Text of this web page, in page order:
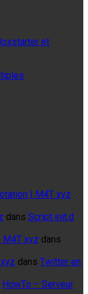
et
| M4T xyz
dans Script init.d
M4T xyz dans
dans Twitter en
HowTo – Serveur